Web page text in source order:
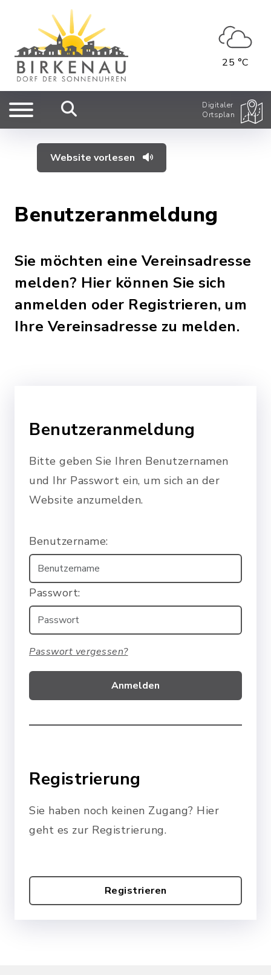
25 °C
Digitaler
Ortsplan
Website vorlesen
Benutzeranmeldung
Sie möchten eine Vereinsadresse
melden? Hier können Sie sich
anmelden oder Registrieren, um
Ihre Vereinsadresse zu melden.
Benutzeranmeldung
Bitte geben Sie Ihren Benutzernamen
und Ihr Passwort ein, um sich an der
Website anzumelden.
Benutzername:
Passwort:
Passwort vergessen?
Anmelden
Registrierung
Sie haben noch keinen Zugang? Hier
geht es zur Registrierung.
Registrieren